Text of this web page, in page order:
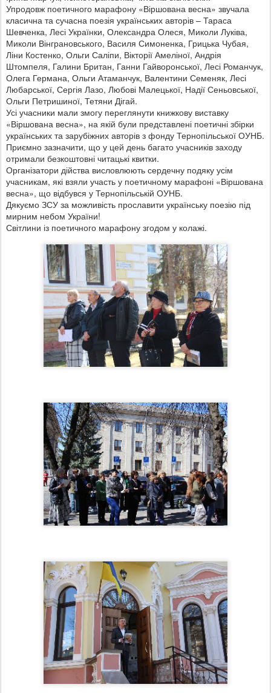
Упродовж поетичного марафону «Віршована весна» звучала
класична та сучасна поезія українських авторів – Тараса
Шевченка, Лесі Українки, Олександра Олеся, Миколи Луківа,
Миколи Вінграновського, Василя Симоненка, Грицька Чубая,
Ліни Костенко, Ольги Саліпи, Вікторії Амеліної, Андрія
Штомпеля, Галини Британ, Ганни Гайворонської, Лесі Романчук,
Олега Германа, Ольги Атаманчук, Валентини Семеняк, Лесі
Любарської, Сергія Лазо, Любові Малецької, Надії Сеньовської,
Ольги Петришиної, Тетяни Дігай.
Усі учасники мали змогу переглянути книжкову виставку
«Віршована весна», на якій були представлені поетичні збірки
українських та зарубіжних авторів з фонду Тернопільської ОУНБ.
Приємно зазначити, що у цей день багато учасників заходу
отримали безкоштовні читацькі квитки.
Організатори дійства висловлюють сердечну подяку усім
учасникам, які взяли участь у поетичному марафоні «Віршована
весна», що відбувся у Тернопільській ОУНБ.
Дякуємо ЗСУ за можливість прославити українську поезію під
мирним небом України!
Світлини із поетичного марафону згодом у колажі.